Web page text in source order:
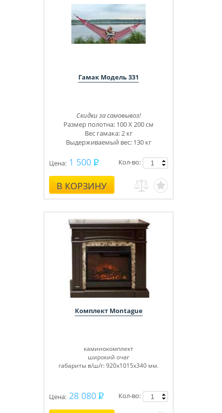
Гамак Модель 331
Скидки за самовывоз!
Размер полотна: 100 Х 200 см
Вес гамака: 2 кг
Выдерживаемый вес: 130 кг
Цена: 1 500
В КОРЗИНУ
Кол-во:
Комплект Montague
каминокомплект
широкий очаг
габариты в/ш/г: 920х1015х340 мм.
Цена: 28 080
Кол-во: